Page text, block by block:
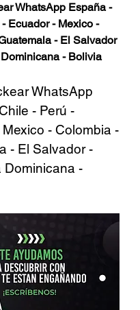
WhatsApp España -
Ecuador - Mexico -
- El Salvador
- Bolivia
WhatsApp
- Perú -
- Colombia -
- El Salvador -
Dominicana -